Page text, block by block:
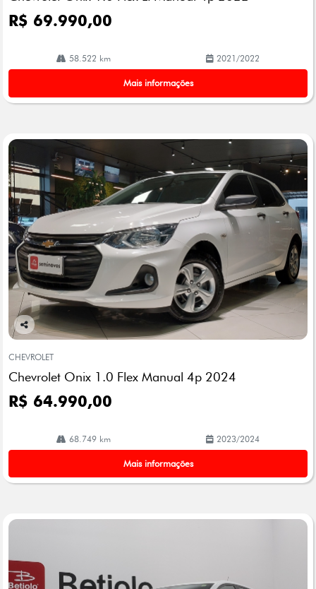
R$ 69.990,00
58.522 km 2021/2022
Mais informações
Co
arti
lhe
CHEVROLET
Chevrolet Onix 1.0 Flex Manual 4p 2024
R$ 64.990,00
68.749 km 2023/2024
Mais informações